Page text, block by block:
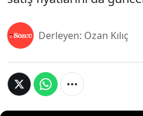
Derleyen: Ozan Kılıç